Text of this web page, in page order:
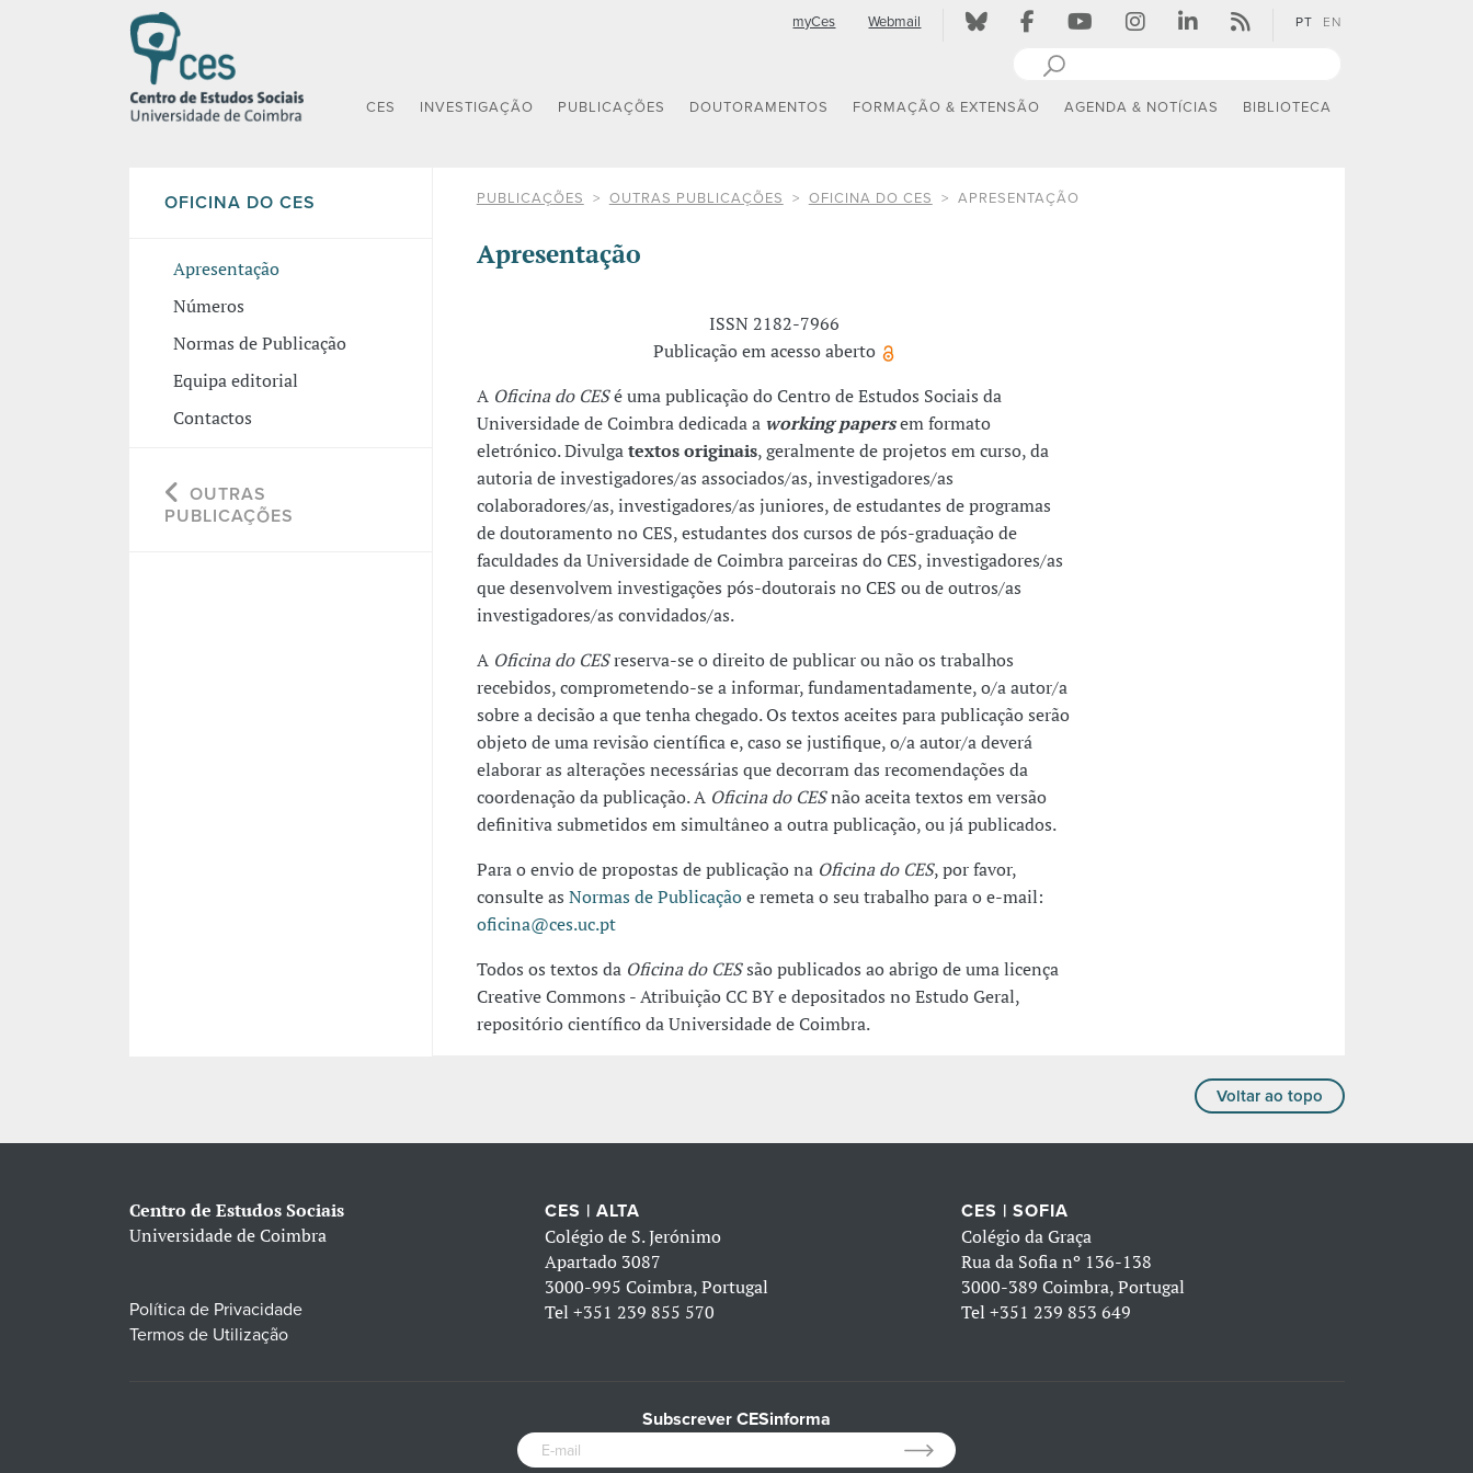
myCes Webmail PT EN
CES INVESTIGAÇÃO PUBLICAÇÕES DOUTORAMENTOS FORMAÇÃO & EXTENSÃO AGENDA & NOTÍCIAS BIBLIOTECA
OFICINA DO CES
Apresentação
Números
Normas de Publicação
Equipa editorial
Contactos
OUTRAS
PUBLICAÇÕES
PUBLICAÇÕES OUTRAS PUBLICAÇÕES OFICINA DO CES APRESENTAÇÃO
Apresentação
ISSN 2182-7966
Publicação em acesso aberto
A Oficina do CESé uma publicação do Centro de Estudos Sociais da
Universidade de Coimbra dedicada a working papersem formato
eletrónico. Divulgatextos originais, geralmente de projetos em curso, da
autoria de investigadores/as associados/as, investigadores/as
colaboradores/as, investigadores/as juniores, de estudantes de programas
de doutoramento no CES, estudantes dos cursos de pós-graduação de
faculdades da Universidade de Coimbra parceiras do CES, investigadores/as
que desenvolvem investigações pós-doutorais no CES ou de outros/as
investigadores/as convidados/as.
A Oficina do CESreserva-se o direito de publicar ou não os trabalhos
recebidos, comprometendo-se a informar, fundamentadamente, o/a autor/a
sobre a decisão a que tenha chegado. Os textos aceites para publicação serão
objeto de uma revisão científica e, caso se justifique, o/a autor/a deverá
elaborar as alterações necessárias que decorram das recomendações da
coordenação da publicação. A Oficina do CESnão aceita textos em versão
definitiva submetidos em simultâneo a outra publicação, ou já publicados.
Para o envio de propostas de publicação na Oficina do CES, por favor,
consulte as Normas de Publicaçãoe remeta o seu trabalho para o e-mail:
oficina@ces.uc.pt
Todos os textos da Oficina do CESsão publicados ao abrigo de uma licença
Creative Commons - Atribuição CC BY e depositados no Estudo Geral,
repositório científico da Universidade de Coimbra.
Voltar ao topo
Centro de Estudos Sociais
Universidade de Coimbra
Política de Privacidade
Termos de Utilização
CES | ALTA
Colégio de S. Jerónimo
Apartado 3087
3000-995 Coimbra, Portugal
Tel+351 239 855 570
CES | SOFIA
Colégio da Graça
Rua da Sofia nº 136-138
3000-389 Coimbra, Portugal
Tel +351 239 853 649
Subscrever CESinforma